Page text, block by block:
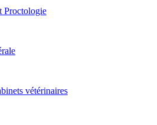
Proctologie
vétérinaires